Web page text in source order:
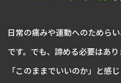
日常の痛みや運動へのためら
です。でも、諦める必要はあり
「このままでいいのか」と感